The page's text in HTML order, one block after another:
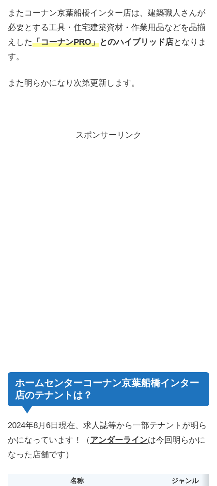
またコーナン京葉船橋インター店は、建築職人さんが
必要とする工具・住宅建築資材・作業用品などを品揃
えした「コーナンPRO」とのハイブリッド店となりま
す。
また明らかになり次第更新します。
スポンサーリンク
ホームセンターコーナン京葉船橋インター
店のテナントは？
2024年8月6日現在、求人誌等から一部テナントが明ら
かになっています！（アンダーラインは今回明らかに
なった店舗です）
名称 ジャンル